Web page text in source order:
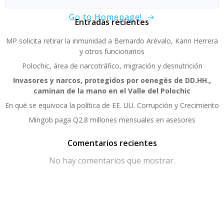
Go to Homepage!
Entradas recientes
MP solicita retirar la inmunidad a Bernardo Arévalo, Karin Herrera
y otros funcionarios
Polochic, área de narcotráfico, migración y desnutrición
Invasores y narcos, protegidos por oenegés de DD.HH.,
caminan de la mano en el Valle del Polochic
En qué se equivoca la política de EE. UU. Corrupción y Crecimiento
Mingob paga Q2.8 millones mensuales en asesores
Comentarios recientes
No hay comentarios que mostrar.